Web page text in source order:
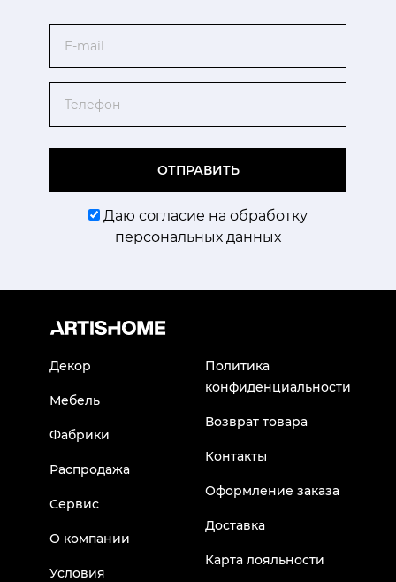
ОТПРАВИТЬ
Даю согласие на обработку
персональных данных
Декор
Мебель
Фабрики
Распродажа
Сервис
О компании
Условия
Политика
конфиденциальности
Возврат товара
Контакты
Оформление заказа
Доставка
Карта лояльности